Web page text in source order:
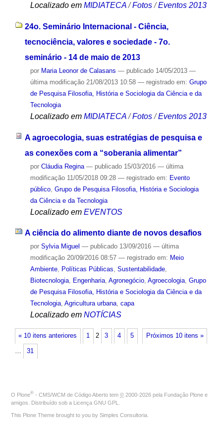
Localizado em MIDIATECA /Fotos /Eventos 2013
24o. Seminário Internacional - Ciência,
tecnociência, valores e sociedade - 7o.
seminário - 14 de maio de 2013
por Maria Leonor de Calasans — publicado14/05/2013 —
última modificação21/08/2013 10:58 — registrado em: Grupo
de Pesquisa Filosofia, História e Sociologia da Ciência e da
Tecnologia
Localizado em MIDIATECA /Fotos /Eventos 2013
A agroecologia, suas estratégias de pesquisa e
as conexões com a “soberania alimentar”
por Cláudia Regina — publicado15/03/2016 — última
modificação11/05/2018 09:28 — registrado em: Evento
público, Grupo de Pesquisa Filosofia, História e Sociologia
da Ciência e da Tecnologia
Localizado em EVENTOS
A ciência do alimento diante de novos desafios
por Sylvia Miguel — publicado13/09/2016 — última
modificação20/09/2016 08:57 — registrado em: Meio
Ambiente, Políticas Públicas, Sustentabilidade,
Biotecnologia, Engenharia, Agronegócio, Agroecologia, Grupo
de Pesquisa Filosofia, História e Sociologia da Ciência e da
Tecnologia, Agricultura urbana, capa
Localizado em NOTÍCIAS
« 10 itens anteriores Próximos 10 itens »
1 2 3 4 5
… 31
O Plone® - CMS/WCM de Código Aberto tem © 2000-2026 pela Fundação Plone e
amigos. Distribuído sob a Licença GNU GPL
This Plone Theme brought to you by Simples Consultoria